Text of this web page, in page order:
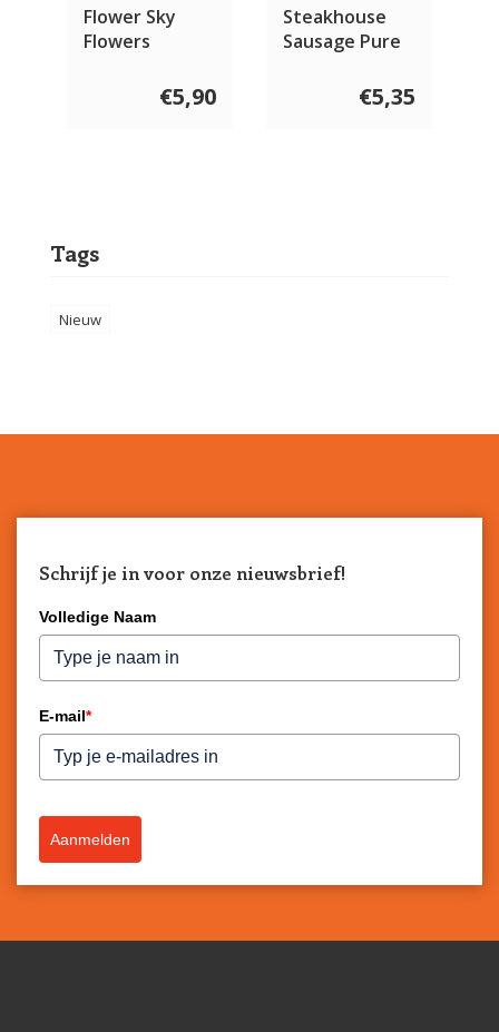
Flower Sky
Flowers
€5,90
Steakhouse
Sausage Pure
€5,35
Tags
Nieuw
Schrijf je in voor onze nieuwsbrief!
Volledige Naam
E-mail*
Aanmelden